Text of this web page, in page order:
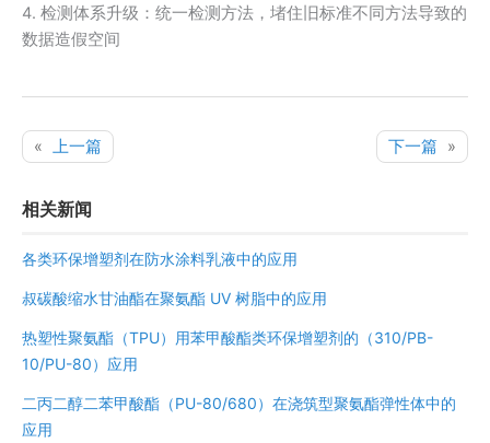
4. 检测体系升级：统一检测方法，堵住旧标准不同方法导致的
数据造假空间
« 上一篇 下一篇 »
相关新闻
各类环保增塑剂在防水涂料乳液中的应用
叔碳酸缩水甘油酯在聚氨酯 UV 树脂中的应用
热塑性聚氨酯（TPU）用苯甲酸酯类环保增塑剂的（310/PB-
10/PU-80）应用
二丙二醇二苯甲酸酯（PU-80/680）在浇筑型聚氨酯弹性体中的
应用